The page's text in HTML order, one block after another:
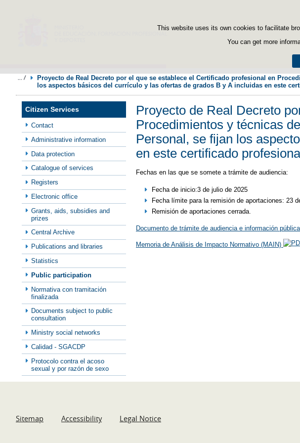
This website uses its own cookies to facilitate
You can get more
Proyecto de Real Decreto por el que se establece el Certificado profesional en
los aspectos básicos del currículo y las ofertas de grados B y A incluidas en este
Citizen Services
Contact
Administrative information
Data protection
Catalogue of services
Registers
Electronic office
Grants, aids, subsidies and
prizes
Central Archive
Publications and libraries
Statistics
Public participation
Normativa con tramitación
finalizada
Documents subject to public
consultation
Ministry social networks
Calidad - SGACDP
Protocolo contra el acoso
sexual y por razón de sexo
Proyecto de Real Decreto
Procedimientos y técnicas
Personal, se fijan los
en este certificado
Fechas en las que se somete a trámite de audiencia:
Fecha de inicio:3 de julio de 2025
Fecha límite para la remisión de aportaciones: 23
Remisión de aportaciones cerrada.
Documento de trámite de audiencia e información pública
Memoria de Análisis de Impacto Normativo (MAIN)
Sitemap Accessibility Legal Notice